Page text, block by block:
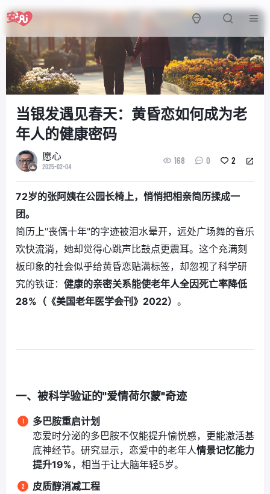
当银发遇见春天：黄昏恋如何成为老
年人的健康密码
愿心
2025-02-04
168 0 2
72岁的张阿姨在公园长椅上，悄悄把相亲简历揉成一
团。
简历上"丧偶十年"的字迹被泪水晕开，远处广场舞的音乐
欢快流淌，她却觉得心跳声比鼓点更震耳。这个充满刻
板印象的社会似乎给黄昏恋贴满标签，却忽视了科学研
究的铁证： 健康的亲密关系能使老年人全因死亡率降低
28%（《美国老年医学会刊》2022） 。
一、被科学验证的"爱情荷尔蒙"奇迹
多巴胺重启计划
恋爱时分泌的多巴胺不仅能提升愉悦感，更能激活基
底神经节。研究显示，恋爱中的老年人情景记忆能力
提升19%，相当于让大脑年轻5岁。
皮质醇消减工程